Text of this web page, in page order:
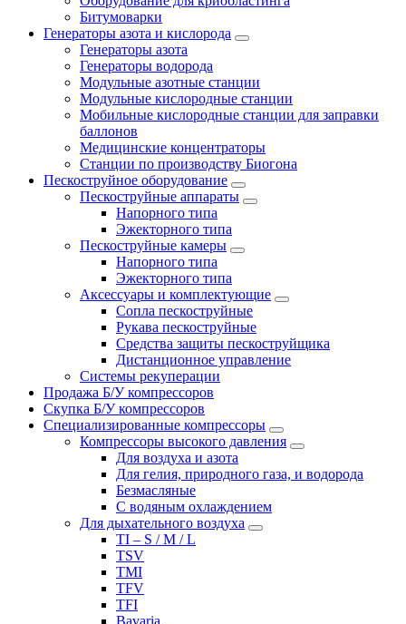
Битумоварки
Генераторы азота и кислорода
Генераторы азота
Генераторы водорода
Модульные азотные станции
Модульные кислородные станции
Мобильные кислородные станции для заправки
баллонов
Медицинские концентраторы
Станции по производству Биогона
Пескоструйное оборудование
Пескоструйные аппараты
Напорного типа
Эжекторного типа
Пескоструйные камеры
Напорного типа
Эжекторного типа
Аксессуары и комплектующие
Сопла пескоструйные
Рукава пескоструйные
Средства защиты пескоструйщика
Дистанционное управление
Системы рекуперации
Продажа Б/У компрессоров
Скупка Б/У компрессоров
Специализированные компрессоры
Компрессоры высокого давления
Для воздуха и азота
Для гелия, природного газа, и водорода
Безмасляные
С водяным охлаждением
Для дыхательного воздуха
TI – S / M / L
TSV
TMI
TFV
TFI
Bavaria